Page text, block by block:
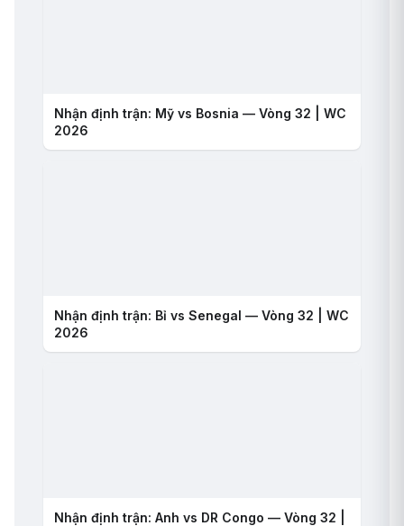
Nhận định trận: Mỹ vs Bosnia — Vòng 32 | WC
2026
Nhận định trận: Bỉ vs Senegal — Vòng 32 | WC
2026
Nhận định trận: Anh vs DR Congo — Vòng 32 |